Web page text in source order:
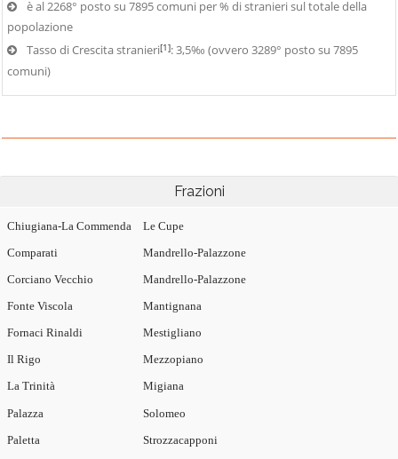
è al 2268° posto su 7895 comuni per % di stranieri sul totale della
popolazione
Tasso di Crescita stranieri[1]: 3,5‰ (ovvero 3289° posto su 7895
comuni)
Frazioni
Chiugiana-La Commenda
Comparati
Corciano Vecchio
Fonte Viscola
Fornaci Rinaldi
Il Rigo
La Trinità
Le Cupe
Mandrello-Palazzone
Mandrello-Palazzone
Mantignana
Mestigliano
Mezzopiano
Migiana
Palazza
Paletta
Solomeo
Strozzacapponi